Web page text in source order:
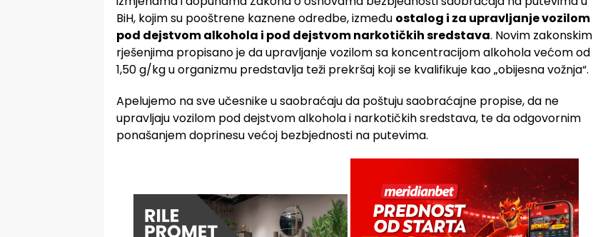
BiH, kojim su pooštrene kaznene odredbe, između ostalog i za upravljanje vozilom
pod dejstvom alkohola i pod dejstvom narkotičkih sredstava. Novim zakonskim
rješenjima propisano je da upravljanje vozilom sa koncentracijom alkohola većom od
1,50 g/kg u organizmu predstavlja teži prekršaj koji se kvalifikuje kao „obijesna vožnja“.
Apelujemo na sve učesnike u saobraćaju da poštuju saobraćajne propise, da ne
upravljaju vozilom pod dejstvom alkohola i narkotičkih sredstava, te da odgovornim
ponašanjem doprinesu većoj bezbjednosti na putevima.